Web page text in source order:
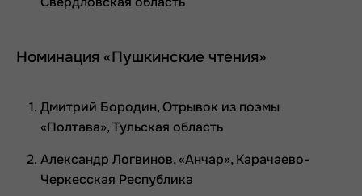
Номинация «Пушкинские чтения»
Дмитрий Бородин, Отрывок из поэмы
«Полтава», Тульская область
Александр Логвинов, «Анчар», Карачаево-
Черкесская Республика